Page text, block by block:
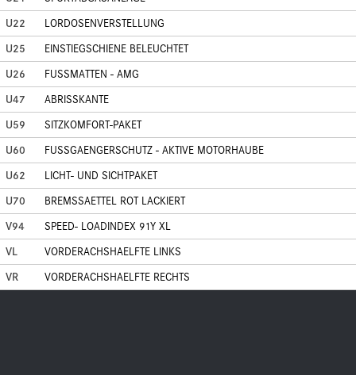
U22
LORDOSENVERSTELLUNG
U25
EINSTIEGSCHIENE BELEUCHTET
U26
FUSSMATTEN - AMG
U47
ABRISSKANTE
U59
SITZKOMFORT-PAKET
U60
FUSSGAENGERSCHUTZ - AKTIVE MOTORHAUBE
U62
LICHT- UND SICHTPAKET
U70
BREMSSAETTEL ROT LACKIERT
V94
SPEED- LOADINDEX 91Y XL
VL
VORDERACHSHAELFTE LINKS
VR
VORDERACHSHAELFTE RECHTS